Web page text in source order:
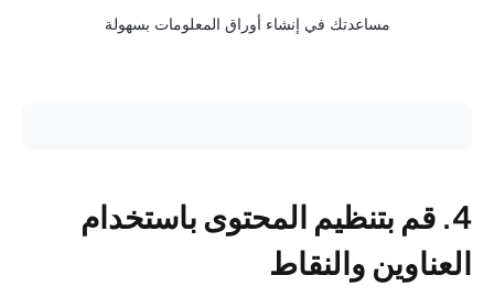
مساعدتك في إنشاء أوراق المعلومات بسهولة
4. قم بتنظيم المحتوى باستخدام
العناوين والنقاط